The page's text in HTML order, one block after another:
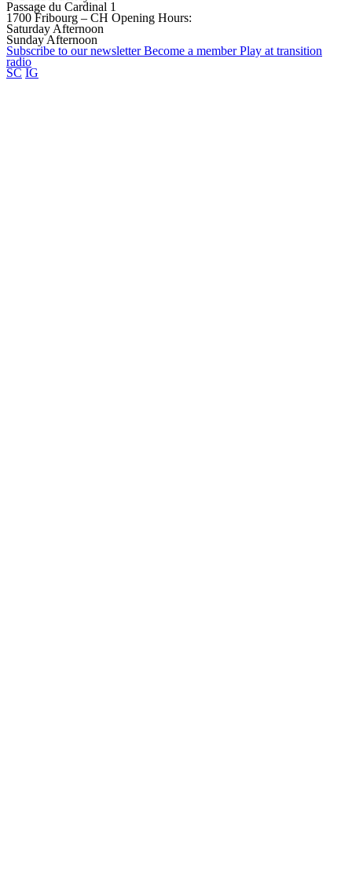
Passage du Cardinal 1
1700 Fribourg – CH Opening Hours:
Saturday Afternoon
Sunday Afternoon
Subscribe to ournewsletter Become a member Play at transition
radio
SC IG